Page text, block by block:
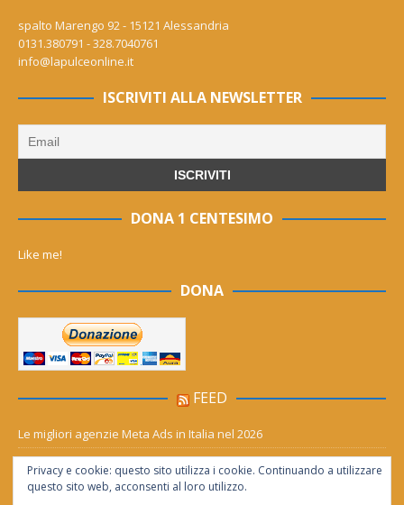
spalto Marengo 92 - 15121 Alessandria
0131.380791 - 328.7040761
info@lapulceonline.it
ISCRIVITI ALLA NEWSLETTER
DONA 1 CENTESIMO
Like me!
DONA
FEED
Le migliori agenzie Meta Ads in Italia nel 2026
Aia Syensqo, il rinnovo divide: stop al cC6O4 dal 2027, ma i comitati
chiedono “zero Pfas subito”
Privacy e cookie: questo sito utilizza i cookie. Continuando a utilizzare
questo sito web, acconsenti al loro utilizzo.